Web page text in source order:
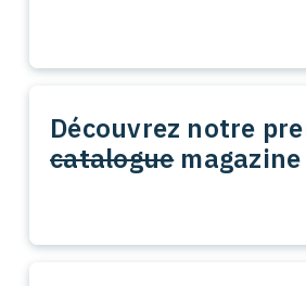
Découvrez notre
cataloguemagazine